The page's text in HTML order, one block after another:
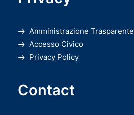
Amministrazione Trasparente
Accesso Civico
Privacy Policy
Contact